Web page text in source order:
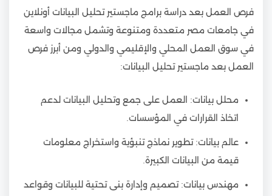
فرص العمل بعد دراسة برامج ماجستير تحليل البيانات أونلاين
في جامعات مصر متعددة ومتنوعة وتشمل مجالات واسعة
في سوق العمل المحلي والإقليمي والدولي ومن أبرز فرص
العمل بعد ماجستير تحليل البيانات:
محلل بيانات: العمل على جمع وتحليل البيانات لدعم
اتخاذ القرارات في المؤسسات.
عالم بيانات: تطوير نماذج تنبؤية واستخراج معلومات
قيمة من البيانات الكبيرة.
مهندس بيانات: تصميم وإدارة بنى تحتية للبيانات وقواعد